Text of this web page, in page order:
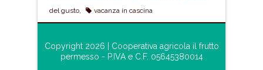
del gusto
vacanza in cascina
Copyright 2026 | Cooperativa agricola il frutto
permesso - P.IVA e C.F. 05645380014